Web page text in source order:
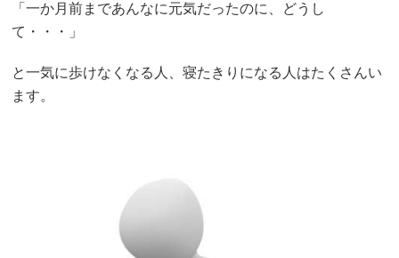
「一か月前まであんなに元気だったのに、どうし
て・・・」
と一気に歩けなくなる人、寝たきりになる人はたくさんい
ます。